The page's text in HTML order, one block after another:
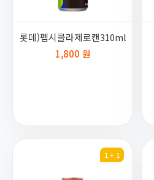
롯데)펩시콜라제로캔310ml
1,800 원
1 + 1